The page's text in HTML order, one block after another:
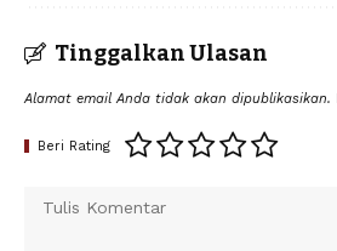
Tinggalkan Ulasan
Alamat email Anda tidak akan dipublikasikan.
Beri Rating